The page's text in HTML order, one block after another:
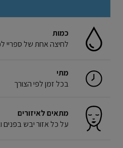
כמות
לחיצה אחת של ספריי
מתי
בכל זמן לפי הצורך
מתאים לאיזורים
על כל אזור יבש בפנים